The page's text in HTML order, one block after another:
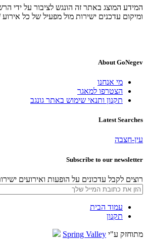
המידע המוצג באתר זה הונגש לציבור על ידי
ומיקום עדכנים ישירות מול מפעיל של כל
About GoNegev
מי אנחנו
הצטרפו למאגר
תקנון ותנאי שימוש באתר גונגב
Latest Searches
עין-חצבה
Subscribe to our newsletter
רוצים לקבל עדכונים על הופעות ואירועים
עמוד הבית
תקנון
מתוחזק ע"י Spring Valley